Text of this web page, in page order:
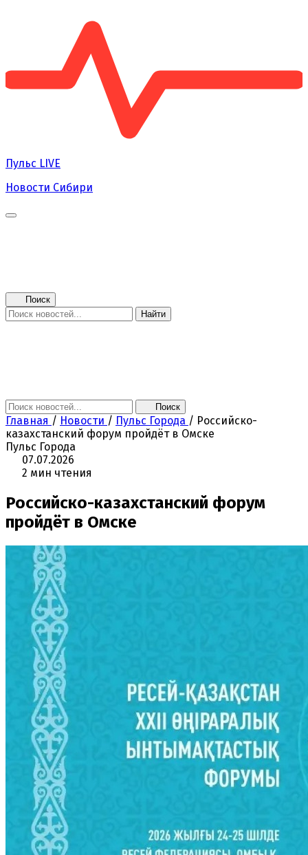
Пульс LIVE
Новости Сибири
Поиск
Найти
Поиск
Главная / Новости / Пульс Города / Российско-
казахстанский форум пройдёт в Омске
Пульс Города
07.07.2026
2 мин чтения
Российско-казахстанский форум
пройдёт в Омске